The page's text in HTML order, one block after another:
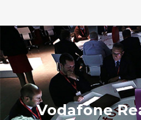
Vodafone